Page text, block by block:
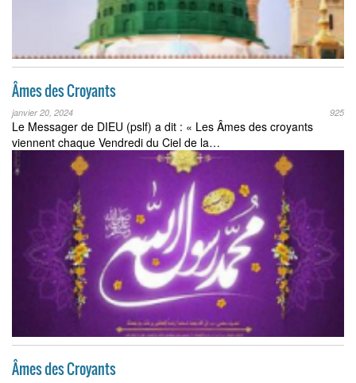
Âmes des Croyants
janvier 20, 2024 925
Le Messager de DIEU (pslf) a dit : « Les Âmes des croyants
viennent chaque Vendredi du Ciel de la…
Âmes des Croyants